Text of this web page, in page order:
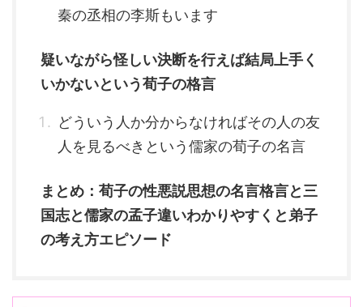
秦の丞相の李斯もいます
疑いながら怪しい決断を行えば結局上手く
いかないという荀子の格言
どういう人か分からなければその人の友
人を見るべきという儒家の荀子の名言
まとめ：荀子の性悪説思想の名言格言と三
国志と儒家の孟子違いわかりやすくと弟子
の考え方エピソード